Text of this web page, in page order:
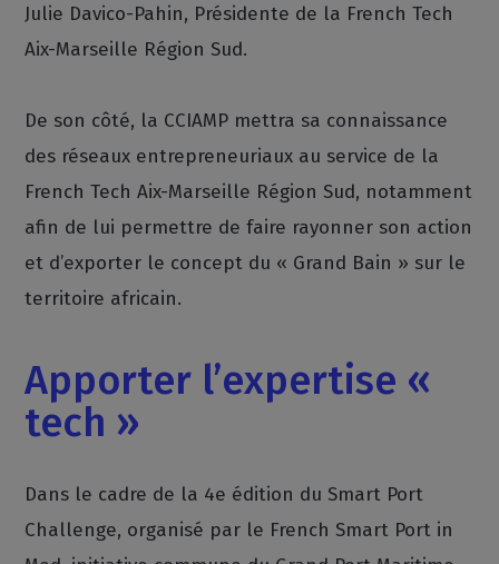
Julie Davico-Pahin, Présidente de la French Tech
Aix-Marseille Région Sud.
De son côté, la CCIAMP mettra sa connaissance
des réseaux entrepreneuriaux au service de la
French Tech Aix-Marseille Région Sud, notamment
afin de lui permettre de faire rayonner son action
et d’exporter le concept du « Grand Bain » sur le
territoire africain.
Apporter l’expertise «
tech »
Dans le cadre de la 4e édition du Smart Port
Challenge, organisé par le French Smart Port in